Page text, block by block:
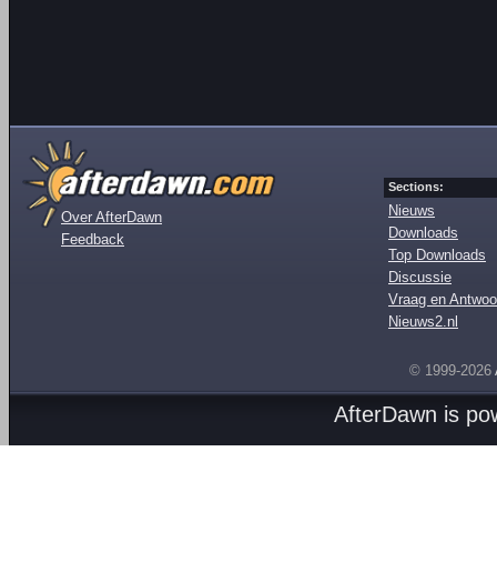
Over AfterDawn
Feedback
Sections:
Nieuws
Downloads
Top Downloads
Discussie
Vraag en
Nieuws2.nl
© 1999-2026
AfterDawn is